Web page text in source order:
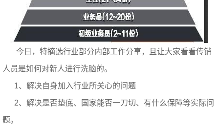
今日，特摘选行业部分内部工作分享，且让大家看看传销
人员是如何对新人进行洗脑的。
1、解决自身加入行业所关心的问题
2、解决是否垫底、国家能否一刀切、有什么保障等实际问
题。